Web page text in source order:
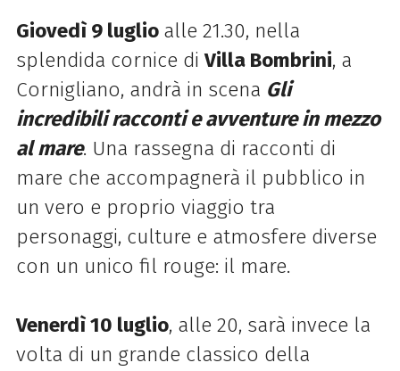
Giovedì 9 luglio alle 21.30, nella
splendida cornice diVilla Bombrini, a
Cornigliano, andrà in scena Gli
incredibili racconti e avventure in mezzo
al mare. Una rassegna di racconti di
mare che accompagnerà il pubblico in
un vero e proprio viaggio tra
personaggi, culture e atmosfere diverse
con un unico fil rouge: il mare.
Venerdì 10 luglio, alle 20, sarà invece la
volta di un grande classico della